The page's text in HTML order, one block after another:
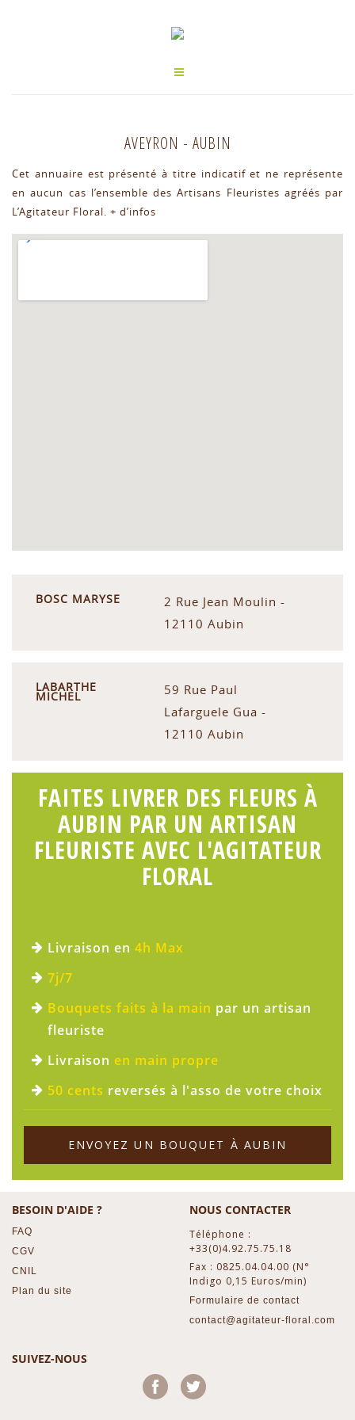
AVEYRON - AUBIN
Cet annuaire est présenté à titre indicatif et ne représente
en aucun cas l’ensemble des Artisans Fleuristes agréés par
L’Agitateur Floral. + d’infos
BOSC MARYSE
2 Rue Jean Moulin -
12110 Aubin
LABARTHE
MICHEL
59 Rue Paul
Lafarguele Gua -
12110 Aubin
FAITES LIVRER DES FLEURS À
AUBIN PAR UN ARTISAN
FLEURISTE AVEC L'AGITATEUR
FLORAL
Livraison en 4h Max
7j/7
Bouquets faits à la main par un artisan
fleuriste
Livraison en main propre
50 cents reversés à l'asso de votre choix
ENVOYEZ UN BOUQUET À AUBIN
BESOIN D'AIDE ?
FAQ
CGV
CNIL
Plan du site
NOUS CONTACTER
Téléphone :
+33(0)4.92.75.75.18
Fax : 0825.04.04.00 (N°
Indigo 0,15 Euros/min)
Formulaire de contact
contact@agitateur-floral.com
SUIVEZ-NOUS
Facebook